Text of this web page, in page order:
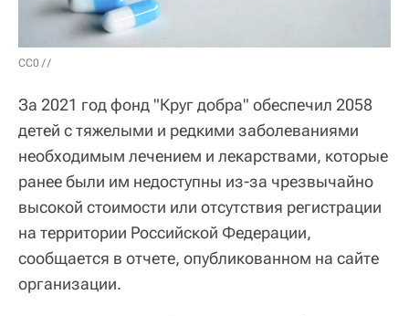
CC0 / /
За 2021 год фонд "Круг добра" обеспечил 2058
детей с тяжелыми и редкими заболеваниями
необходимым лечением и лекарствами, которые
ранее были им недоступны из-за чрезвычайно
высокой стоимости или отсутствия регистрации
на территории Российской Федерации,
сообщается в отчете, опубликованном на сайте
организации.